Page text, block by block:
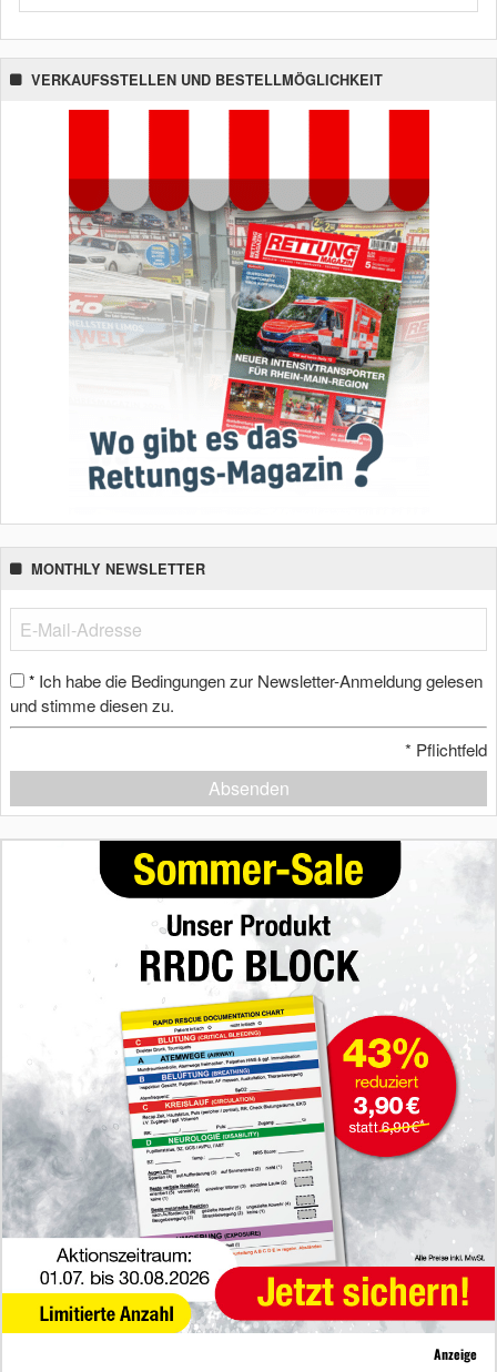
VERKAUFSSTELLEN UND BESTELLMÖGLICHKEIT
MONTHLY NEWSLETTER
* Ich habe die Bedingungen zur Newsletter-Anmeldung gelesen
und stimme diesen zu.
* Pflichtfeld
Absenden
Anzeige